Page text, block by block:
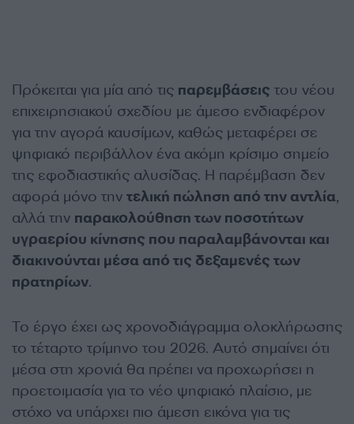
Πρόκειται για μία από τις παρεμβάσεις του νέου
επιχειρησιακού σχεδίου με άμεσο ενδιαφέρον
για την αγορά καυσίμων, καθώς μεταφέρει σε
ψηφιακό περιβάλλον ένα ακόμη κρίσιμο σημείο
της εφοδιαστικής αλυσίδας. Η παρέμβαση δεν
αφορά μόνο την τελική πώληση από την αντλία,
αλλά την παρακολούθηση των ποσοτήτων
υγραερίου κίνησης που παραλαμβάνονται και
διακινούνται μέσα από τις δεξαμενές των
πρατηρίων.
Το έργο έχει ως χρονοδιάγραμμα ολοκλήρωσης
το τέταρτο τρίμηνο του 2026. Αυτό σημαίνει ότι
μέσα στη χρονιά θα πρέπει να προχωρήσει η
προετοιμασία για το νέο ψηφιακό πλαίσιο, με
στόχο να υπάρχει πιο άμεση εικόνα για τις